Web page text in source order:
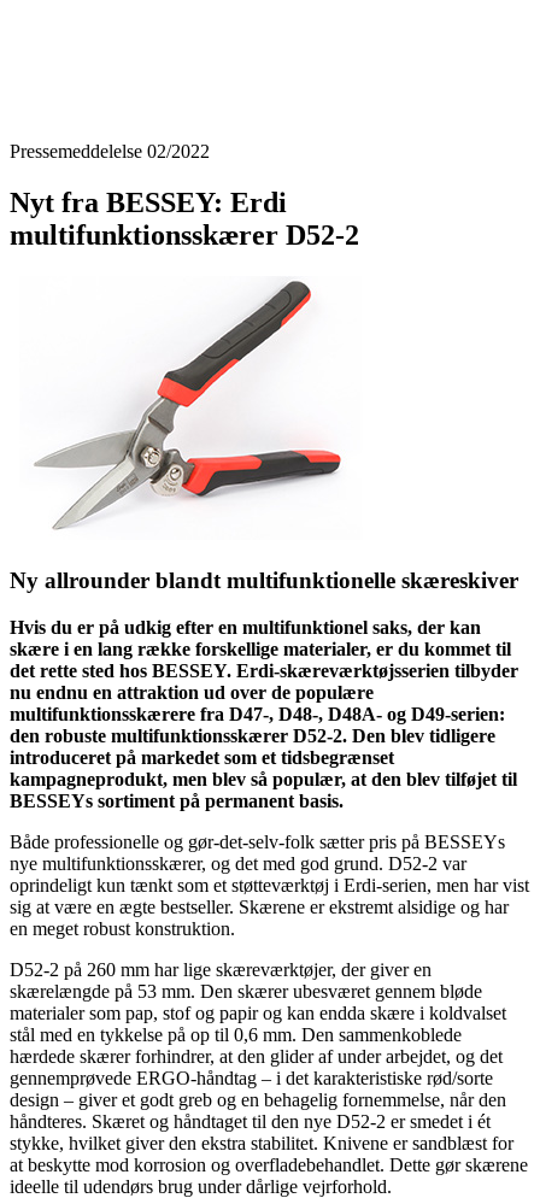
Pressemeddelelse 02/2022
Nyt fra BESSEY: Erdi
multifunktionsskærer D52‑2
Ny allrounder blandt multifunktionelle skæreskiver
Hvis du er på udkig efter en multifunktionel saks, der kan
skære i en lang række forskellige materialer, er du kommet til
det rette sted hos BESSEY. Erdi-skæreværktøjsserien tilbyder
nu endnu en attraktion ud over de populære
multifunktionsskærere fra D47-, D48-, D48A- og D49-serien:
den robuste multifunktionsskærer D52-2. Den blev tidligere
introduceret på markedet som et tidsbegrænset
kampagneprodukt, men blev så populær, at den blev tilføjet til
BESSEYs sortiment på permanent basis.
Både professionelle og gør-det-selv-folk sætter pris på BESSEYs
nye multifunktionsskærer, og det med god grund. D52-2 var
oprindeligt kun tænkt som et støtteværktøj i Erdi-serien, men har vist
sig at være en ægte bestseller. Skærene er ekstremt alsidige og har
en meget robust konstruktion.
D52-2 på 260 mm har lige skæreværktøjer, der giver en
skærelængde på 53 mm. Den skærer ubesværet gennem bløde
materialer som pap, stof og papir og kan endda skære i koldvalset
stål med en tykkelse på op til 0,6 mm. Den sammenkoblede
hærdede skærer forhindrer, at den glider af under arbejdet, og det
gennemprøvede ERGO-håndtag – i det karakteristiske rød/sorte
design – giver et godt greb og en behagelig fornemmelse, når den
håndteres. Skæret og håndtaget til den nye D52-2 er smedet i ét
stykke, hvilket giver den ekstra stabilitet. Knivene er sandblæst for
at beskytte mod korrosion og overfladebehandlet. Dette gør skærene
ideelle til udendørs brug under dårlige vejrforhold.